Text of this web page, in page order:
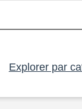
Explorer par